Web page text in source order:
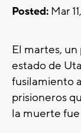
Posted: Mar
El martes,
estado de
fusilamiento
prisioneros
la muerte